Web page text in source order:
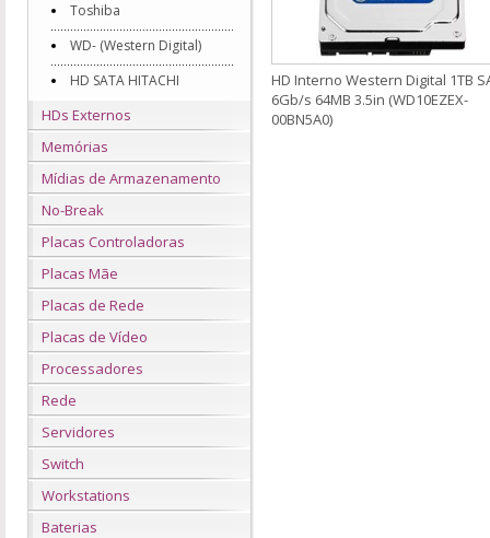
Toshiba
WD- (Western Digital)
HD SATA HITACHI
HDs Externos
Memórias
Mídias de Armazenamento
No-Break
Placas Controladoras
Placas Mãe
Placas de Rede
Placas de Vídeo
Processadores
Rede
Servidores
Switch
Workstations
Baterias
HD Interno Western Digital 1TB
6Gb/s 64MB 3.5in (WD10EZEX-
00BN5A0)